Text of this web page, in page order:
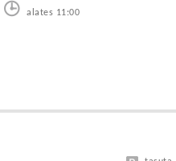
alates 11:00